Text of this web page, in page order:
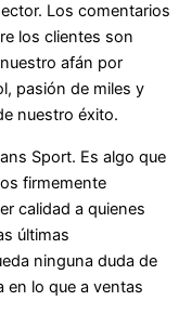
Los comentarios
los clientes son
afán por
pasión de miles y
nuestro éxito.
Sport. Es algo que
firmemente
calidad a quienes
últimas
ninguna duda de
en lo que a ventas